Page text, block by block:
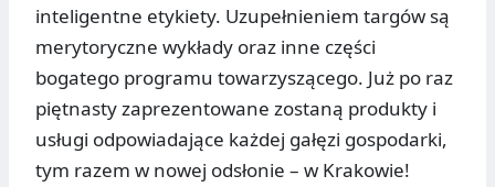
inteligentne etykiety. Uzupełnieniem targów są
merytoryczne wykłady oraz inne części
bogatego programu towarzyszącego. Już po raz
piętnasty zaprezentowane zostaną produkty i
usługi odpowiadające każdej gałęzi gospodarki,
tym razem w nowej odsłonie – w Krakowie!